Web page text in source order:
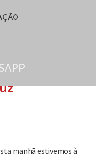
manhã estivemos à